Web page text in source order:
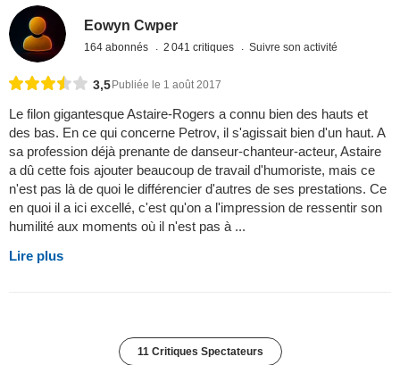
Eowyn Cwper
164 abonnés 2 041 critiques Suivre son activité
3,5 Publiée le 1 août 2017
Le filon gigantesque Astaire-Rogers a connu bien des hauts et
des bas. En ce qui concerne Petrov, il s'agissait bien d'un haut. A
sa profession déjà prenante de danseur-chanteur-acteur, Astaire
a dû cette fois ajouter beaucoup de travail d'humoriste, mais ce
n'est pas là de quoi le différencier d'autres de ses prestations. Ce
en quoi il a ici excellé, c'est qu'on a l'impression de ressentir son
humilité aux moments où il n'est pas à ...
Lire plus
11 Critiques Spectateurs